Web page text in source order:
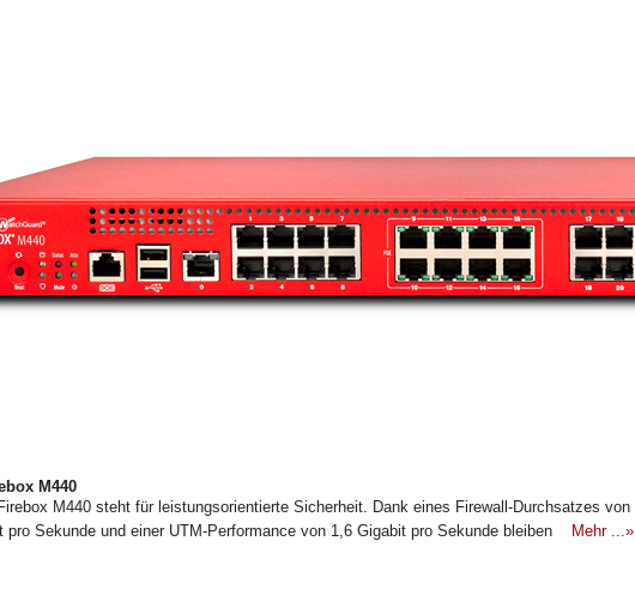
M440
M440 steht für leistungsorientierte Sicherheit. Dank eines Firewall-Durchsatzes von
pro Sekunde und einer UTM-Performance von 1,6 Gigabit pro Sekunde bleiben
Mehr ...»